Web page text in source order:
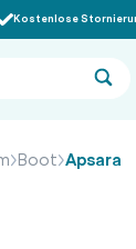
Kostenlose
Boot Apsara